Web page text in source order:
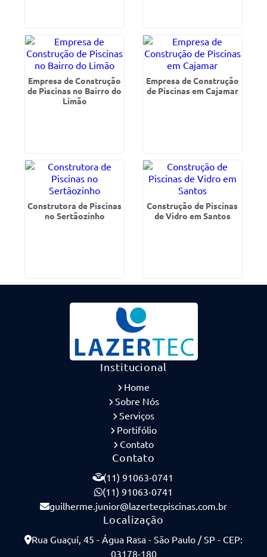
Empresa de Construção
de Piscinas no Bairro do
Limão
Empresa de Construção
de Piscinas em Cajamar
Construtora de Piscinas
no Sertãozinho
Construção de Piscinas
de Vidro em Santos
Institucional
Home
Sobre Nós
Serviços
Portifólio
Contato
Contato
(11) 91063-0741
(11) 91063-0741
guilherme.junior@lazertecpiscinas.com.br
Localização
Rua Guaçuí, 45 - Água Rasa - São Paulo / SP - CEP:
03178-180